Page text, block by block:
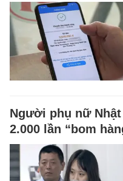
Người phụ nữ
2.000 lần “bom